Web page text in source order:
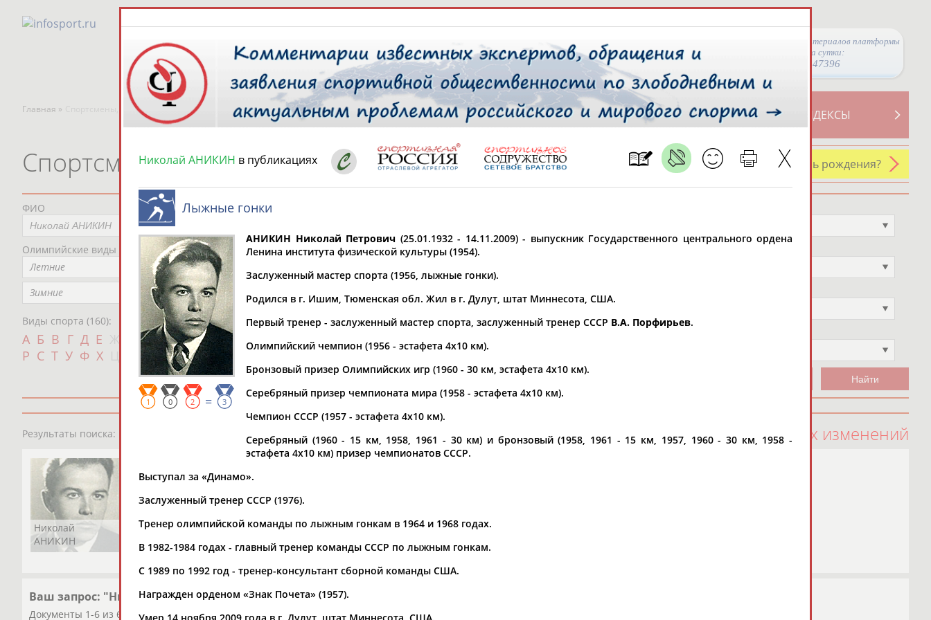
Просмотры материалов платформы
за сутки:
47396
Главная » Спортсмены, тренеры и специалисты СВОДНЫЕ ИНДЕКСЫ
ТАБЛО АКТИВНОСТИ
РЕСУРСНАЯ ПЛОЩАДКА
У кого сегодня день рождения?
Спортсмены, тренеры и специалисты
ФИО
Олимпийские виды спорта
Летние
Зимние
Виды спорта (160):
А Б В Г Д Е И К Л М Н О
П
Р С Т У Ф Х Ш Щ Э Ю Я
* для действующих спортсменов
Место рождения
Не выбран
Дата рождения
с
чч мм год по чч
Чемпион
Результаты поиска: 100 последних изменений
Николай
АНИКИН
Ваш запрос: "Николай АНИКИН"
Документы 1-6 из 6 найденных уникальных документов
Николай АНИКИН в публикациях
Лыжные гонки
1 0 2 = 3
АНИКИН Николай Петрович (25.01.1932 - 14.11.2009) - выпускник Государственного центрального ордена
Ленина института физической культуры (1954).
Заслуженный мастер спорта (1956, лыжные гонки).
Родился в г. Ишим, Тюменская обл. Жил в г. Дулут, штат Миннесота, США.
Первый тренер - заслуженный мастер спорта, заслуженный тренер СССР В.А. Порфирьев.
Олимпийский чемпион (1956 - эстафета 4х10 км).
Бронзовый призер Олимпийских игр (1960 - 30 км, эстафета 4х10 км).
Серебряный призер чемпионата мира (1958 - эстафета 4х10 км).
Чемпион СССР (1957 - эстафета 4х10 км).
Серебряный (1960 - 15 км, 1958, 1961 - 30 км) и бронзовый (1958, 1961 - 15 км, 1957, 1960 - 30 км, 1958 -
эстафета 4х10 км) призер чемпионатов СССР.
Выступал за «Динамо».
Заслуженный тренер СССР (1976).
Тренер олимпийской команды по лыжным гонкам в 1964 и 1968 годах.
В 1982-1984 годах - главный тренер команды СССР по лыжным гонкам.
С 1989 по 1992 год - тренер-консультант сборной команды США.
Награжден орденом «Знак Почета» (1957).
Умер 14 ноября 2009 года в г. Дулут, штат Миннесота, США.